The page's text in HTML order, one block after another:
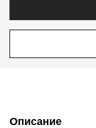
Описание